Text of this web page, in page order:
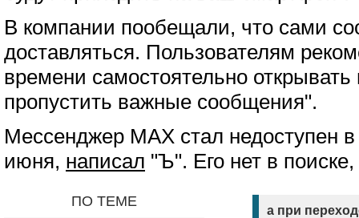
В компании пообещали, что сами
доставляться. Пользователям
времени самостоятельно
пропустить важные сообщения".
Мессенджер МАХ стал недоступен
июня, написал "Ъ". Его нет в поиске,
ПО ТЕМЕ
а при